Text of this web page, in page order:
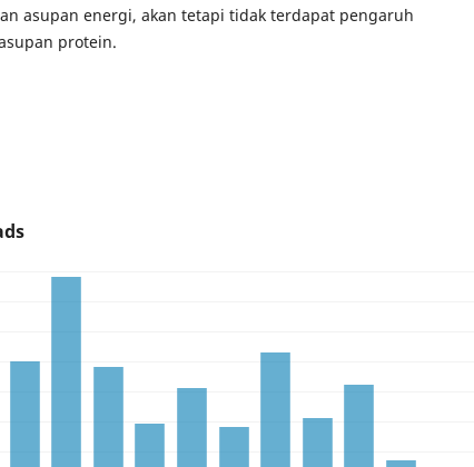
asupan energi, akan tetapi tidak terdapat pengaruh
protein.